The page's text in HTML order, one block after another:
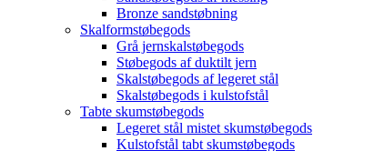
Bronze sandstøbning
Skalformstøbegods
Grå jernskalstøbegods
Støbegods af duktilt jern
Skalstøbegods af legeret stål
Skalstøbegods i kulstofstål
Tabte skumstøbegods
Legeret stål mistet skumstøbegods
Kulstofstål tabt skumstøbegods